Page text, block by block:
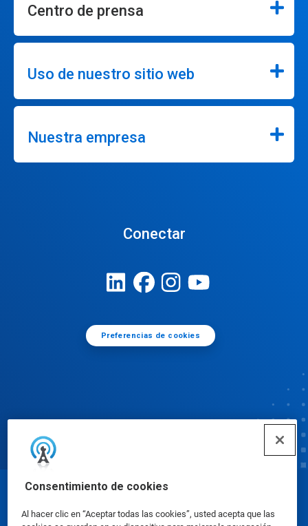
Consentimiento de cookies
Al hacer clic en “Aceptar todas las cookies”, usted acepta que las
Centro de prensa
Uso de nuestro sitio web
Nuestra empresa
Conectar
Preferencias de cookies